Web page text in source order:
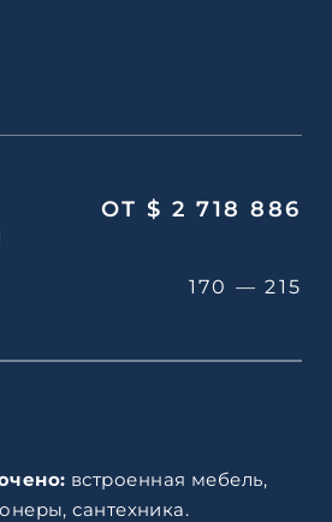
170 — 215
ОТ $ 2 718 886
встроенная мебель,
сантехника.